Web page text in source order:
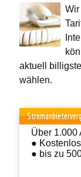
aktuell
wählen.
Über 1.000
●
● bis zu